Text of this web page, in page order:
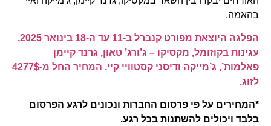
בהאמה.
הפלגה היוצאת מפורט קנברל ב-11 עד ה-18 בינואר 2025,
עגינות בקוזומל, מקסיקו – ג’ורג’ טאון, גרנד קיימן
פאלמות’, ג’מייקה ודיסני קסטוויי קיי. המחיר החל מ-4277$
לזוג.
*המחירים על פי פרסום החברות ונכונים לרגע הפרסום
בלבד ויכולים להשתנות בכל רגע.